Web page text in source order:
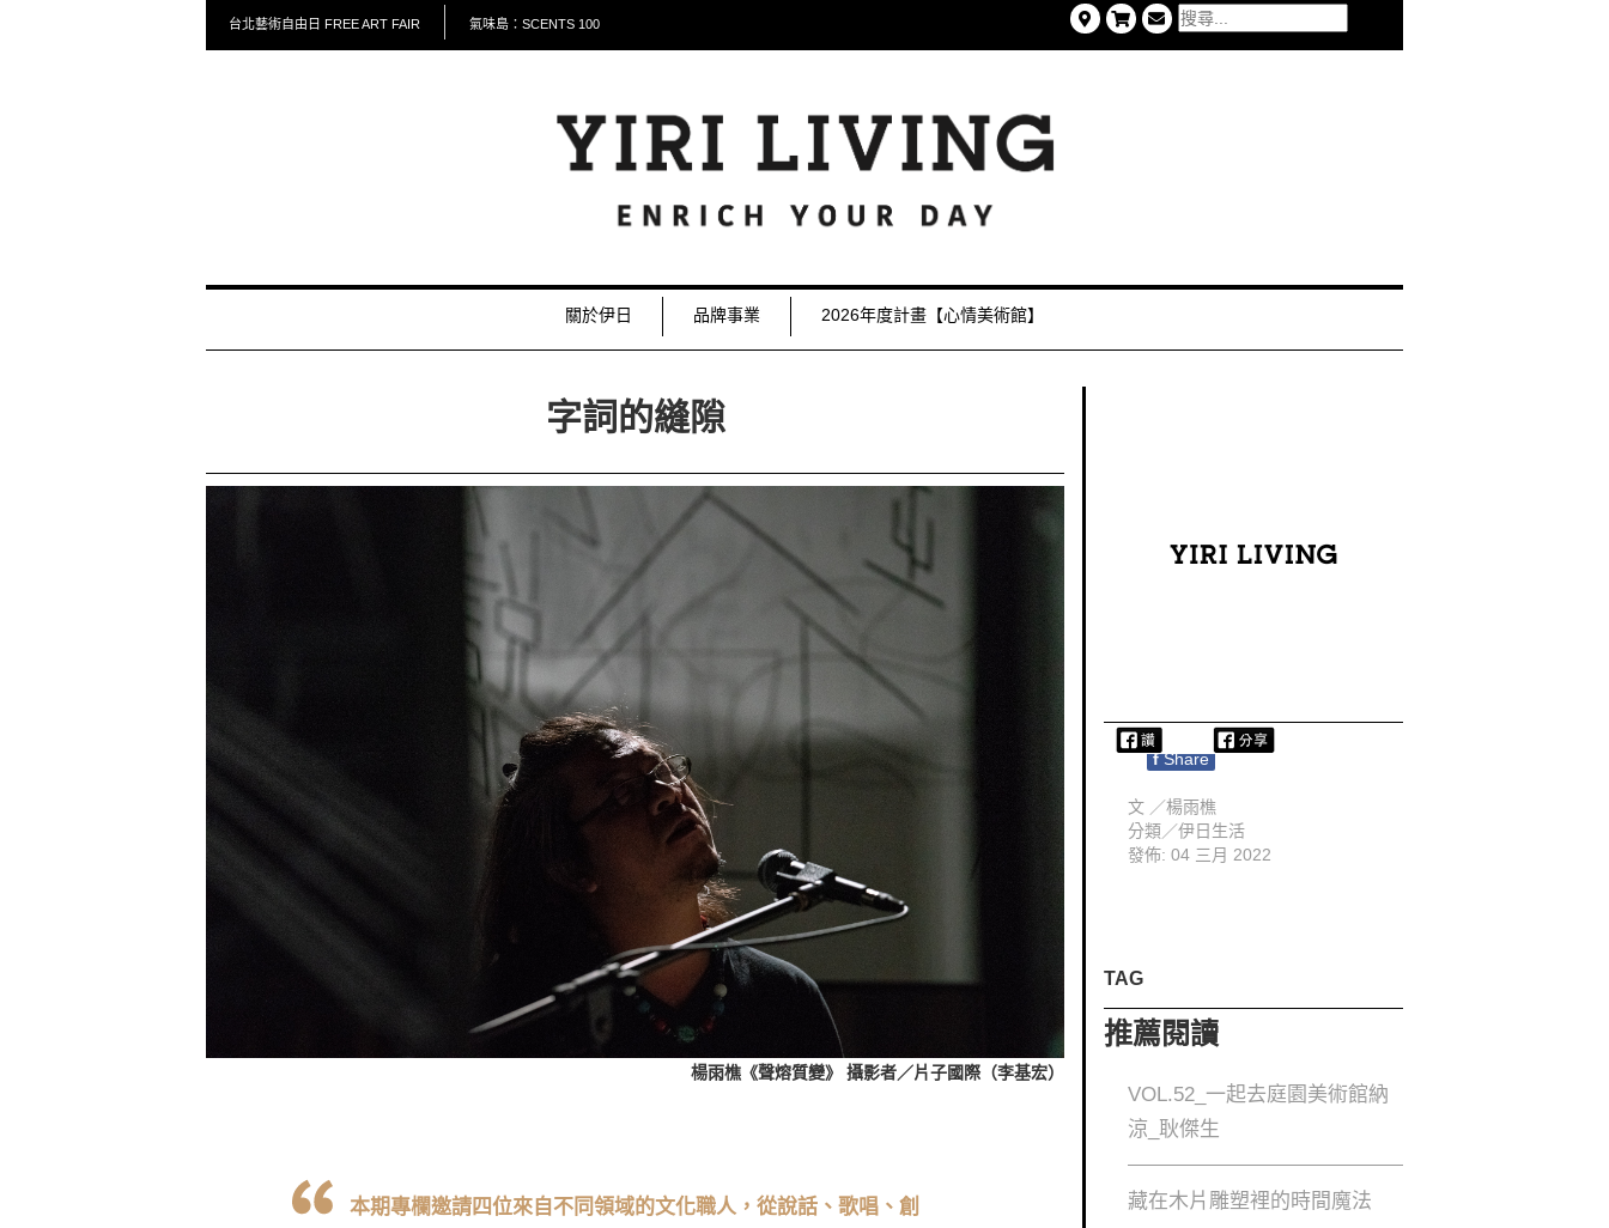
台北藝術自由日 FREE ART FAIR 氣味島：SCENTS 100
關於伊日 品牌事業 2026年度計畫【心情美術館】
字詞的縫隙
楊雨樵《聲熔質變》 攝影者／片子國際（李基宏）
本期專欄邀請四位來自不同領域的文化職人，從說話、歌唱、創
f Share
文 ／楊雨樵
分類／伊日生活
發佈: 04 三月 2022
TAG
推薦閱讀
VOL.52_一起去庭園美術館納
涼_耿傑生
藏在木片雕塑裡的時間魔法